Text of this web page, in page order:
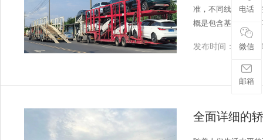
准，不同线路之间
概是包含基础运价
发布时间：2024-
全面详细的
电话
微信
邮箱